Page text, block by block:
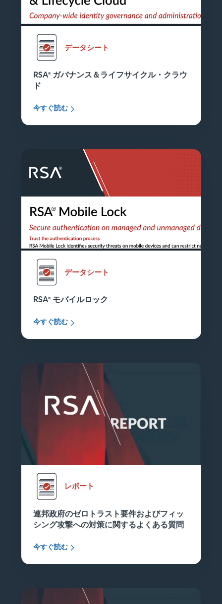
データシート
RSA ガバナンス＆ライフサイクル・クラウ
ド
今すぐ読む
データシート
RSA モバイルロック
今すぐ読む
レポート
連邦政府のゼロトラスト要件およびフィッ
シング攻撃への対策に関するよくある質問
今すぐ読む